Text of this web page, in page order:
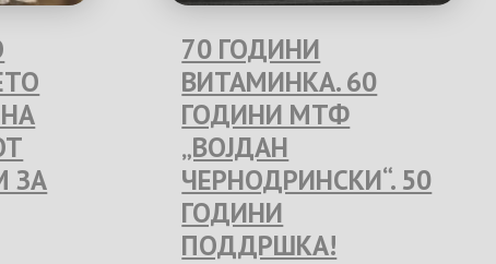
ЗА
70 ГОДИНИ
ВИТАМИНКА. 60
ГОДИНИ МТФ
„ВОЈДАН
ЧЕРНОДРИНСКИ“. 50
ГОДИНИ
ПОДДРШКА!